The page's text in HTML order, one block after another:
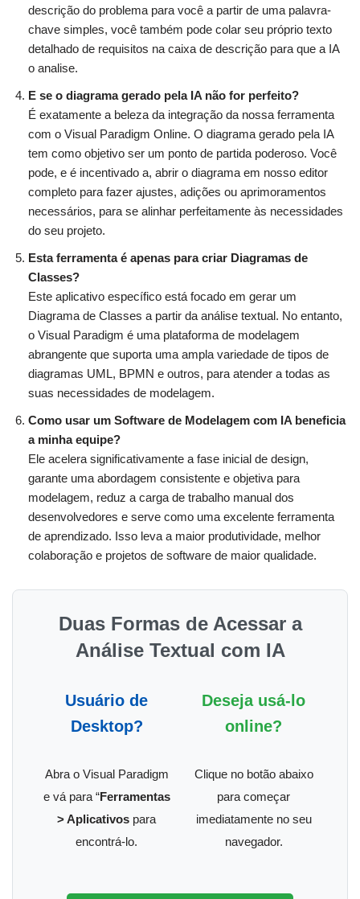
descrição do problema para você a partir de uma palavra-
chave simples, você também pode colar seu próprio texto
detalhado de requisitos na caixa de descrição para que a IA
o analise.
E se o diagrama gerado pela IA não for perfeito?
É exatamente a beleza da integração da nossa ferramenta
com o Visual Paradigm Online. O diagrama gerado pela IA
tem como objetivo ser um ponto de partida poderoso. Você
pode, e é incentivado a, abrir o diagrama em nosso editor
completo para fazer ajustes, adições ou aprimoramentos
necessários, para se alinhar perfeitamente às necessidades
do seu projeto.
Esta ferramenta é apenas para criar Diagramas de
Classes?
Este aplicativo específico está focado em gerar um
Diagrama de Classes a partir da análise textual. No entanto,
o Visual Paradigm é uma plataforma de modelagem
abrangente que suporta uma ampla variedade de tipos de
diagramas UML, BPMN e outros, para atender a todas as
suas necessidades de modelagem.
Como usar um Software de Modelagem com IA beneficia
a minha equipe?
Ele acelera significativamente a fase inicial de design,
garante uma abordagem consistente e objetiva para
modelagem, reduz a carga de trabalho manual dos
desenvolvedores e serve como uma excelente ferramenta
de aprendizado. Isso leva a maior produtividade, melhor
colaboração e projetos de software de maior qualidade.
Duas Formas de Acessar a
Análise Textual com IA
Usuário de
Desktop?
Abra o Visual Paradigm
e vá para “Ferramentas
> Aplicativos para
encontrá-lo.
Deseja usá-lo
online?
Clique no botão abaixo
para começar
imediatamente no seu
navegador.